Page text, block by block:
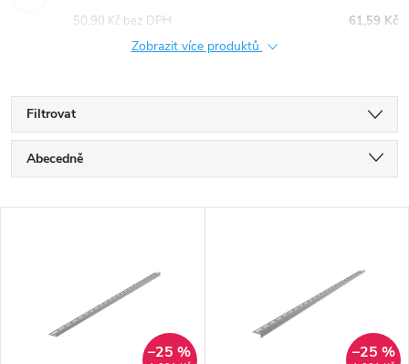
61,59 Kč
50,90 Kč bez DPH
Zobrazit více produktů
Filtrovat
Ř
a
Abecedně
–25 % –25 %